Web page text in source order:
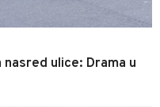
ulice: Drama u